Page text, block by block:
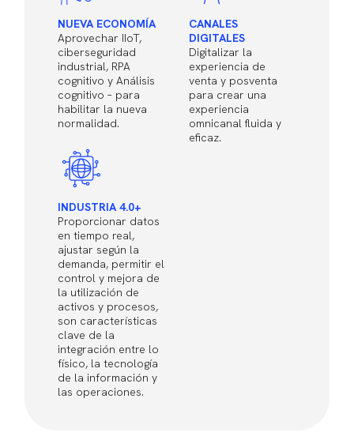
NUEVA ECONOMÍA
Aprovechar IIoT,
ciberseguridad
industrial, RPA
cognitivo y Análisis
cognitivo – para
habilitar la nueva
normalidad.
CANALES
DIGITALES
Digitalizar la
experiencia de
venta y posventa
para crear una
experiencia
omnicanal fluida y
eficaz.
INDUSTRIA 4.0+
Proporcionar datos
en tiempo real,
ajustar según la
demanda, permitir el
control y mejora de
la utilización de
activos y procesos,
son características
clave de la
integración entre lo
físico, la tecnología
de la información y
las operaciones.